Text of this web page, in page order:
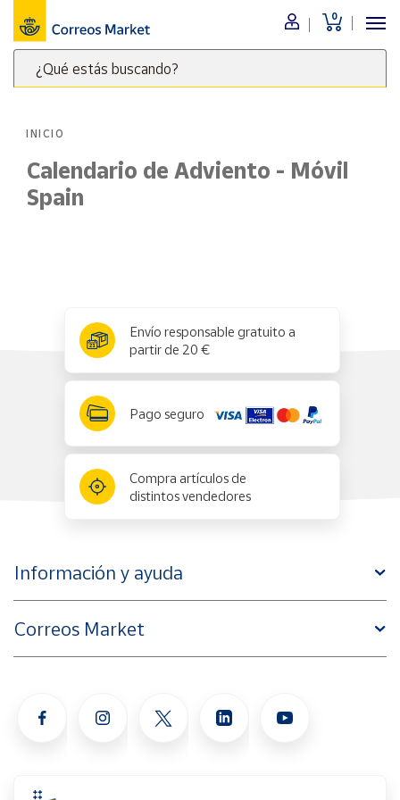
0
¿Qué estás buscando?
clave
para
buscar
productos
Menú
Nuestro
catálogo
Alimentación
Bebidas
Ocio y cultura
Merchandising
Papelería
Para Canarias,
Ceuta y Melilla
populares
Bono
Cultural
Las
INICIO
Calendario de Adviento - Móvil
Spain
Envío responsable gratuito a
partir de 20 €
Pago seguro
Compra artículos de
distintos vendedores
Información y ayuda
Correos Market